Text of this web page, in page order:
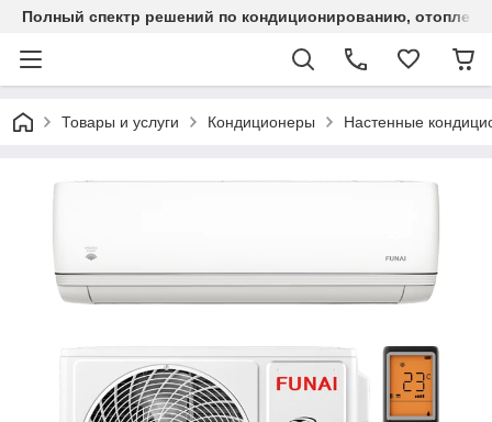
Полный спектр решений по кондиционированию,
Товары и услуги Кондиционеры Настенные